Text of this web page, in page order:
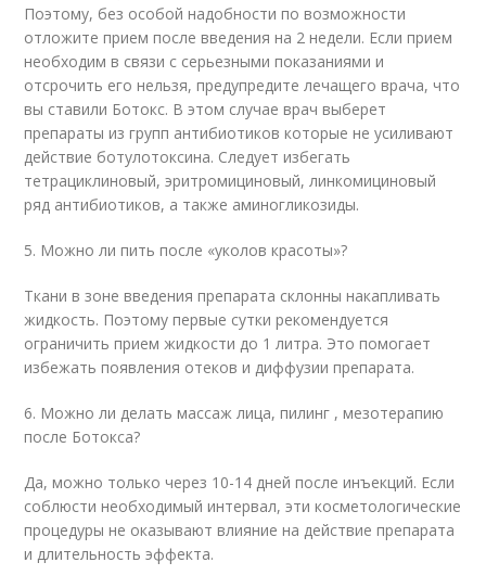
Поэтому, без особой надобности по возможности
отложите прием после введения на 2 недели. Если прием
необходим в связи с серьезными показаниями и
отсрочить его нельзя, предупредите лечащего врача, что
вы ставили Ботокс. В этом случае врач выберет
препараты из групп антибиотиков которые не усиливают
действие ботулотоксина. Следует избегать
тетрациклиновый, эритромициновый, линкомициновый
ряд антибиотиков, а также аминогликозиды.
5. Можно ли пить после «уколов красоты»?
Ткани в зоне введения препарата склонны накапливать
жидкость. Поэтому первые сутки рекомендуется
ограничить прием жидкости до 1 литра. Это помогает
избежать появления отеков и диффузии препарата.
6. Можно ли делать массаж лица, пилинг , мезотерапию
после Ботокса?
Да, можно только через 10-14 дней после инъекций. Если
соблюсти необходимый интервал, эти косметологические
процедуры не оказывают влияние на действие препарата
и длительность эффекта.